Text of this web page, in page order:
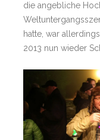
die angebliche
hatte, war
2013 nun wieder